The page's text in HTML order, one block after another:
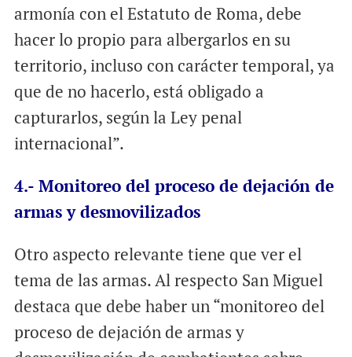
armonía con el Estatuto de Roma, debe
hacer lo propio para albergarlos en su
territorio, incluso con carácter temporal, ya
que de no hacerlo, está obligado a
capturarlos, según la Ley penal
internacional”.
4.- Monitoreo del proceso de dejación de
armas y desmovilizados
Otro aspecto relevante tiene que ver el
tema de las armas. Al respecto San Miguel
destaca que debe haber un “monitoreo del
proceso de dejación de armas y